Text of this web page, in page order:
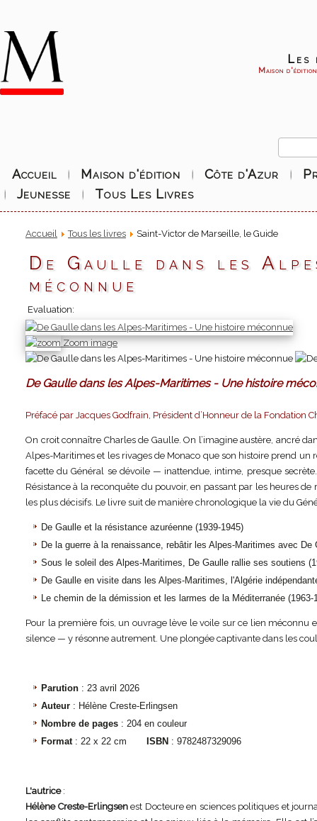
Les
Maison
Accueil Maison d'édition Côte d'Azur
Jeunesse
Tous Les Livres
Accueil Tous les livres Saint-Victor de Marseille, le Guide
De Gaulle dans les
méconnue
Evaluation:
Zoom image
De Gaulle dans les Alpes-Maritimes - Une histoire
Préfacé par Jacques Godfrain, Président d’Honneur de la Fondation
On croit connaître Charles de Gaulle. On l’imagine austère, ancré
Alpes-Maritimes et les rivages de Monaco que son histoire prend
facette du Général se dévoile — inattendue, intime, presque
Résistance à la reconquête du pouvoir, en passant par les heures
les plus décisifs. Le livre suit de manière chronologique la vie du
De Gaulle et la résistance azuréenne (1939-1945)
De la guerre à la renaissance, rebâtir les Alpes-Maritimes avec De
Sous le soleil des Alpes-Maritimes, De Gaulle rallie ses soutiens
De Gaulle en visite dans les Alpes-Maritimes, l'Algérie
Le chemin de la démission et les larmes de la Méditerranée (1963-
Pour la première fois, un ouvrage lève le voile sur ce lien
silence — y résonne autrement. Une plongée captivante dans les
Parution : 23 avril 2026
Auteur : Hélène Creste-Erlingsen
Nombre de pages : 204 en couleur
Format : 22 x 22 cm ISBN : 9782487329096
L'autrice:
Hélène Creste-Erlingsen est Docteure en sciences politiques et